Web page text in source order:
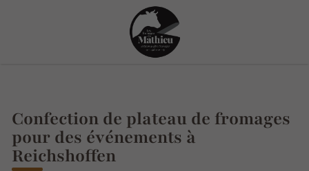
Confection de plateau de fromages
pour des événements à
Reichshoffen